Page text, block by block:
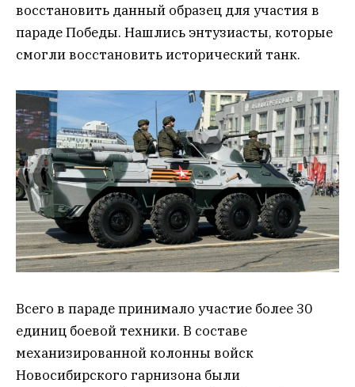
восстановить данный образец для участия в
параде Победы. Нашлись энтузиасты, которые
смогли восстановить исторический танк.
Всего в параде принимало участие более 30
единиц боевой техники. В составе
механизированной колонны войск
Новосибирского гарнизона были